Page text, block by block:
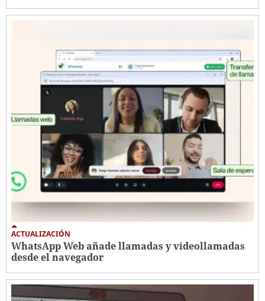
ACTUALIZACIÓN
WhatsApp Web añade llamadas y videollamadas
desde el navegador